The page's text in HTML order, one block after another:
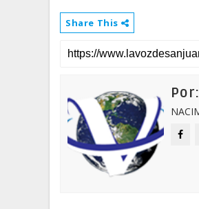
Share This